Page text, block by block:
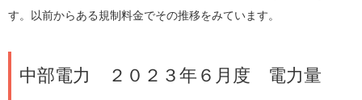
す。以前からある規制料金でその推移をみています。
中部電力 ２０２３年６月度 電力量